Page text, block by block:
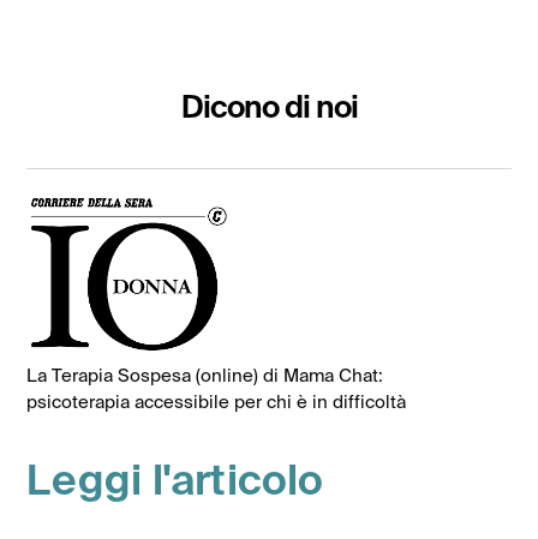
Dicono di noi
La Terapia Sospesa (online) di Mama Chat:
psicoterapia accessibile per chi è in difficoltà
Leggi l'articolo